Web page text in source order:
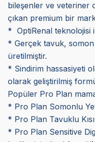
bileşenler ve veteriner
çıkan premium bir
* OptiRenal teknolojisi
* Gerçek tavuk,
üretilmiştir.
* Sindirim hassasiyeti
olarak geliştirilmiş
Popüler Pro Plan
* Pro Plan Somonlu
* Pro Plan Tavuklu
* Pro Plan Sensitive